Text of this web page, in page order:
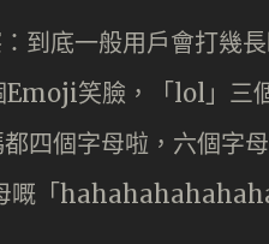
到底一般用戶會打幾
笑臉，「lol」三
四個字母啦，六個字
嘅「